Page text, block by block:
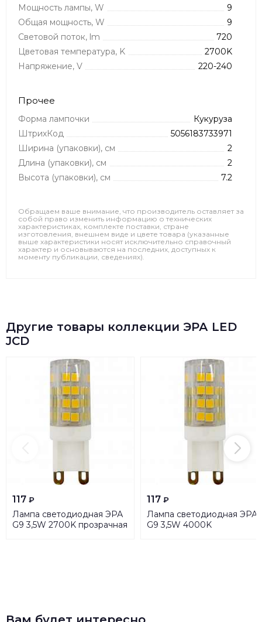
Мощность лампы, W
9
Общая мощность, W
9
Световой поток, lm
720
Цветовая температура, K
2700K
Напряжение, V
220-240
Прочее
Форма лампочки
Кукуруза
ШтрихКод
5056183733971
Ширина (упаковки), см
2
Длина (упаковки), см
2
Высота (упаковки), см
7.2
Обращаем ваше внимание, что производитель оставляет за
собой право изменить информацию о технических
характеристиках, комплекте поставки, стране
изготовления, внешнем виде и цвете товара (указанные
выше характеристики носят исключительно справочный
характер и основываются на последних, доступных к
моменту публикации, сведениях).
Другие товары коллекции ЭРА LED
JCD
117 ₽
Лампа светодиодная ЭРА
G9 3,5W 2700K прозрачная
117 ₽
Лампа светодиодная ЭРА
G9 3,5W 4000K